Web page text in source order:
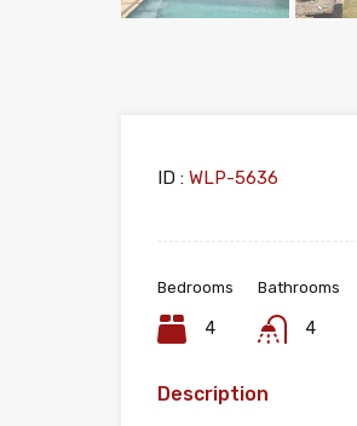
ID : WLP-5636
Bedrooms
4
Bathrooms
4
Description